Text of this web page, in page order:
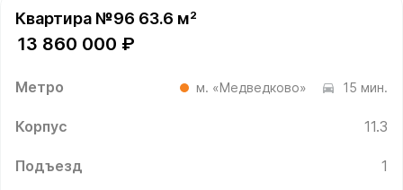
Квартира №96 63.6 м²
13 860 000 ₽
Метро м. «Медведково» 15 мин.
Корпус 11.3
Подъезд 1